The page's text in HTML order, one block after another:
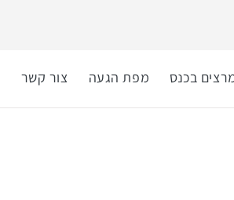
בכנס מפת הגעה צור קשר